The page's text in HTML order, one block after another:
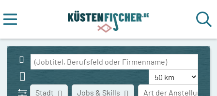
Stadt Art der Anstellung
Jobs & Skills